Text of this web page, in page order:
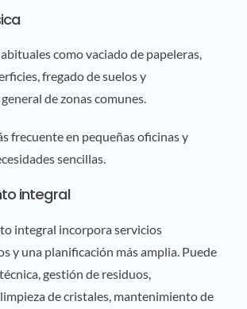
como vaciado de papeleras,
fregado de suelos y
de zonas comunes.
frecuente en pequeñas oficinas y
sencillas.
integral
integral incorpora servicios
y una planificación más amplia. Puede
gestión de residuos,
de cristales, mantenimiento de